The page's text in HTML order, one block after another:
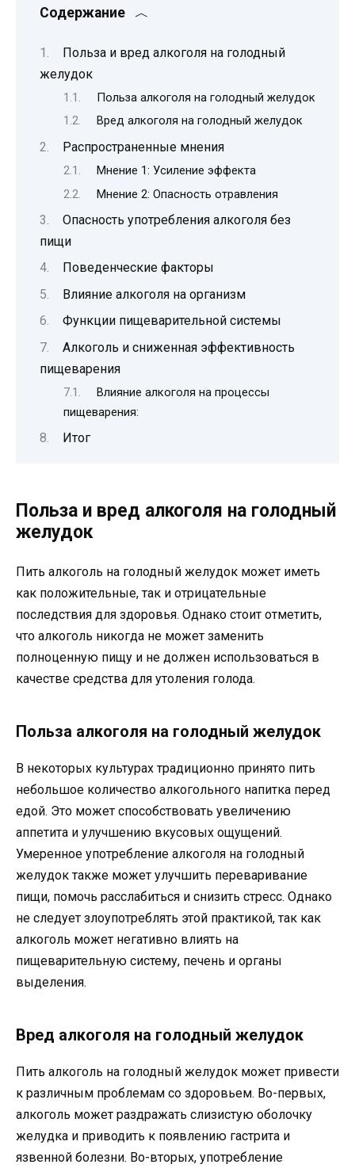
Содержание
Польза и вред алкоголя на голодный
желудок
Польза алкоголя на голодный желудок
Вред алкоголя на голодный желудок
Распространенные мнения
Мнение 1: Усиление эффекта
Мнение 2: Опасность отравления
Опасность употребления алкоголя без
пищи
Поведенческие факторы
Влияние алкоголя на организм
Функции пищеварительной системы
Алкоголь и сниженная эффективность
пищеварения
Влияние алкоголя на процессы
пищеварения:
Итог
Польза и вред алкоголя на голодный
желудок
Пить алкоголь на голодный желудок может иметь
как положительные, так и отрицательные
последствия для здоровья. Однако стоит отметить,
что алкоголь никогда не может заменить
полноценную пищу и не должен использоваться в
качестве средства для утоления голода.
Польза алкоголя на голодный желудок
В некоторых культурах традиционно принято пить
небольшое количество алкогольного напитка перед
едой. Это может способствовать увеличению
аппетита и улучшению вкусовых ощущений.
Умеренное употребление алкоголя на голодный
желудок также может улучшить переваривание
пищи, помочь расслабиться и снизить стресс. Однако
не следует злоупотреблять этой практикой, так как
алкоголь может негативно влиять на
пищеварительную систему, печень и органы
выделения.
Вред алкоголя на голодный желудок
Пить алкоголь на голодный желудок может привести
к различным проблемам со здоровьем. Во-первых,
алкоголь может раздражать слизистую оболочку
желудка и приводить к появлению гастрита и
язвенной болезни. Во-вторых, употребление